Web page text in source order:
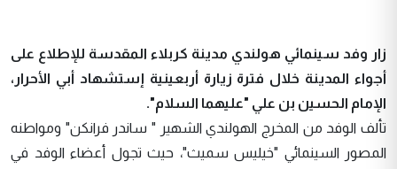
زار وفد سينمائي هولندي مدينة كربلاء المقدسة للإطلاع على
أجواء المدينة خلال فترة زيارة أربعينية إستشهاد أبي الأحرار،
الإمام الحسين بن علي "عليهما السلام".
تألف الوفد من المخرج الهولندي الشهير " ساندر فرانكن" ومواطنه
المصور السينمائي "خيليس سميث"، حيث تجول أعضاء الوفد في